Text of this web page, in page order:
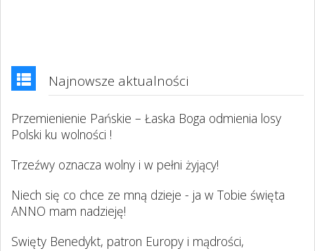
Najnowsze aktualności
Przemienienie Pańskie – Łaska Boga odmienia losy
Polski ku wolności !
Trzeźwy oznacza wolny i w pełni żyjący!
Niech się co chce ze mną dzieje - ja w Tobie święta
ANNO mam nadzieję!
Swięty Benedykt, patron Europy i mądrości,